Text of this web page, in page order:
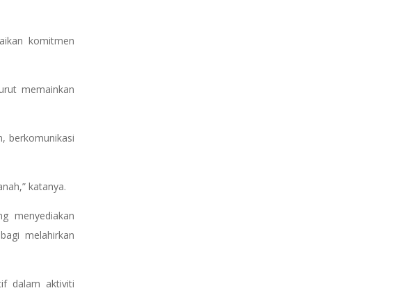
komitmen
memainkan
berkomunikasi
katanya.
menyediakan
melahirkan
dalam aktiviti